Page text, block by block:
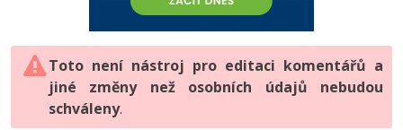
HTML5, CSS3, Bootstrap, SEO
SQL a databáze
Testování a verzování
PHP
JavaScript
Python
Vývojář mobilních aplikací
C# Game developer
-80%
JavaScript -80%
PHP -80%
Digitální gramotnost
Marketing
WordPress
-80%
Adobe Illustrator -80%
Adobe Lightroom
Toto není nástroj pro editaci komentářů a
jiné změny než osobních údajů nebudou
schváleny.